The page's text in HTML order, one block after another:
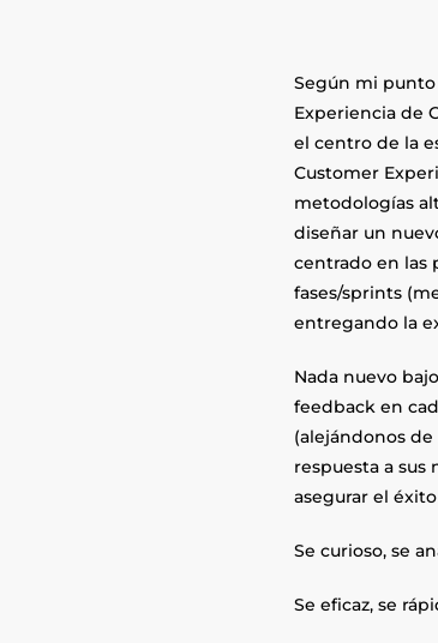
Según mi
Experiencia de
el centro de la
Customer
metodologías
diseñar un
centrado en las
fases/sprints
entregando la
Nada nuevo
feedback en
(alejándonos
respuesta a sus
asegurar el
Se curioso, se
Se eficaz, se